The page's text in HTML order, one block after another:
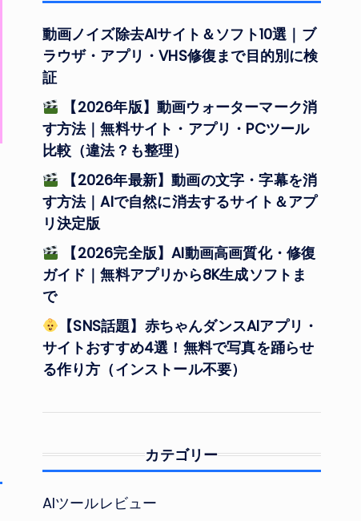
動画ノイズ除去AIサイト＆ソフト10選｜ブ
ラウザ・アプリ・VHS修復まで目的別に検
証
【2026年版】動画ウォーターマーク消
す方法｜無料サイト・アプリ・PCツール
比較（違法？も整理）
【2026年最新】動画の文字・字幕を消
す方法｜AIで自然に消去するサイト＆アプ
リ決定版
【2026完全版】AI動画高画質化・修復
ガイド｜無料アプリから8K生成ソフトま
で
【SNS話題】赤ちゃんダンスAIアプリ・
サイトおすすめ4選！無料で写真を踊らせ
る作り方（インストール不要）
カテゴリー
AIツールレビュー